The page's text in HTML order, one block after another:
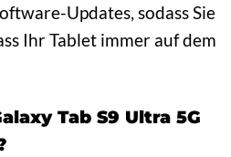
Updates, sodass Sie
Ihr Tablet immer auf dem
Tab S9 Ultra 5G